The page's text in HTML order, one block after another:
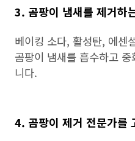
3. 곰팡이 냄새를 제거하
베이킹 소다, 활성탄, 에센
곰팡이 냄새를 흡수하고
니다.
4. 곰팡이 제거 전문가를